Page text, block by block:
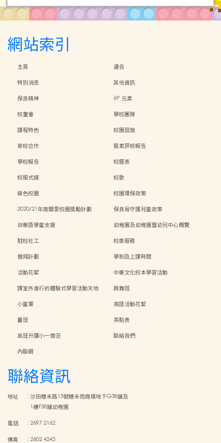
網站索引
主頁
通告
特別消息
其他資訊
保良精神
6P 元素
校董會
學校團隊
課程特色
校園設施
家校合作
質素評核報告
學校報告
校曆表
校服式樣
校歌
綠色校園
校園環保政策
2020/21年度關愛校園獎勵計劃
保良局守護兒童政策
非華語學童支援
幼稚園及幼稚園暨幼兒中心概覽
駐校社工
校車服務
傲翔計劃
學制及上課時間
活動花絮
中華文化校本學習活動
課室外進行的體驗式學習活動天地
跳舞班
小童軍
英語活動花絮
畫班
茶點表
高班升讀小一情況
聯絡我們
內聯網
聯絡資訊
地址 :沙田穗禾路13號穗禾苑商場地下G38舖及
1樓F38舖幼稚園
電話 :2697 2162
傳真 :2602 4245